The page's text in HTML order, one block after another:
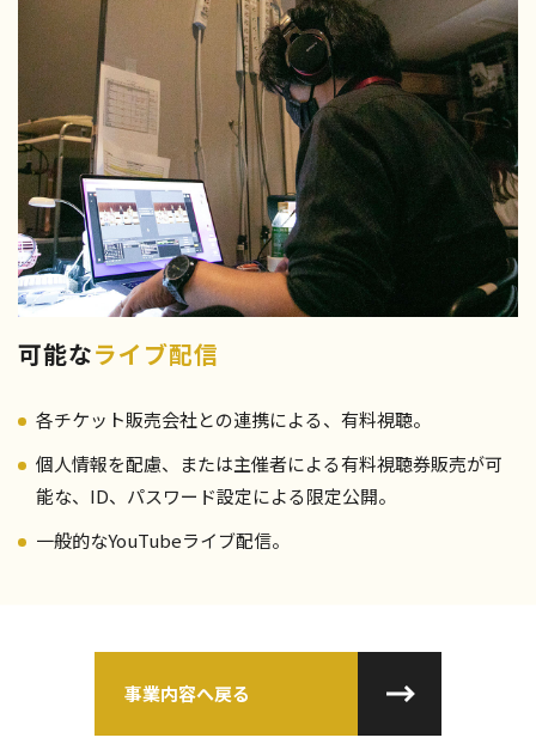
可能なライブ配信
各チケット販売会社との連携による、有料視聴。
個人情報を配慮、または主催者による有料視聴券販売が可
能な、ID、パスワード設定による限定公開。
一般的なYouTubeライブ配信。
事業内容へ戻る